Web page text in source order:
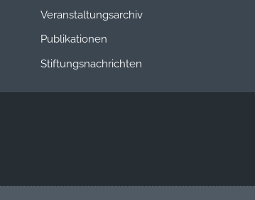
Veranstaltungsarchiv
Publikationen
Stiftungsnachrichten